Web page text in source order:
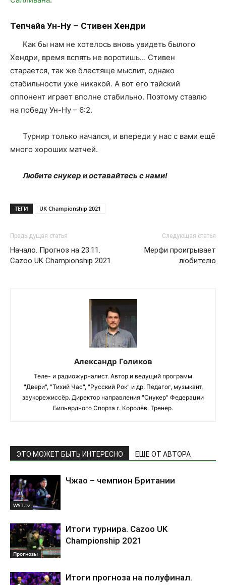
Тепчайа Ун-Ну – Стивен Хендри
Как бы нам не хотелось вновь увидеть былого
Хендри, время вспять не воротишь… Стивен
старается, так же блестяще мыслит, однако
стабильности уже никакой. А вот его тайский
оппонент играет вполне стабильно. Поэтому ставлю
на победу Ун-Ну – 6:2.
Турнир только начался, и впереди у нас с вами ещё
много хороших матчей.
Любите снукер и оставайтесь с нами!
ТЕГИ UK Championship 2021
Предыдущая статья
Начало. Прогноз на 23.11.
Cazoo UK Championship 2021
Следующая статья
Мерфи проигрывает
любителю
Александр Голиков
Теле- и радиожурналист. Автор и ведущий программ
"Двери", "Тихий Час", "Русский Рок" и др. Педагог, музыкант,
звукорежиссёр. Директор направления "Снукер" Федерации
Бильярдного Спорта г. Королёв. Тренер.
ЭТО МОЖЕТ БЫТЬ ИНТЕРЕСНО ЕЩЕ ОТ АВТОРА
WST.tv
Чжао – чемпион Британии
Прогнозы
Итоги турнира. Cazoo UK
Championship 2021
Итоги прогноза на полуфинал.